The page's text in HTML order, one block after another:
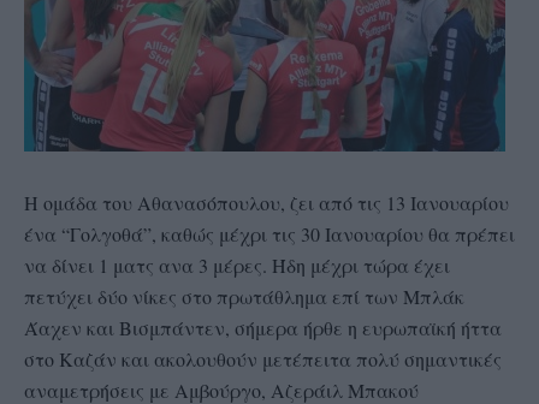
Η ομάδα του Αθανασόπουλου, ζει από τις 13 Ιανουαρίου
ένα “Γολγοθά”, καθώς μέχρι τις 30 Ιανουαρίου θα πρέπει
να δίνει 1 ματς ανα 3 μέρες. Ήδη μέχρι τώρα έχει
πετύχει δύο νίκες στο πρωτάθλημα επί των Μπλάκ
Άαχεν και Βισμπάντεν, σήμερα ήρθε η ευρωπαϊκή ήττα
στο Καζάν και ακολουθούν μετέπειτα πολύ σημαντικές
αναμετρήσεις με Αμβούργο, Αζεράιλ Μπακού